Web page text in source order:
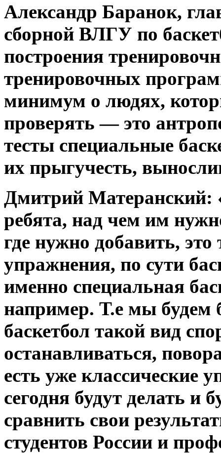
Александр Баранок,
сборной ВЛГУ по
построения
тренировочных
минимум о людях,
проверять — это
тесты специальные
их прыгучесть,
Дмитрий Матеранский:
ребята, над чем им
где нужно добавить,
упражнения, по сути
именно специальная
например. Т.е мы будем
баскетбол такой вид
останавливаться,
есть уже классические
сегодня будут делать и
сравнить свои
студентов России и